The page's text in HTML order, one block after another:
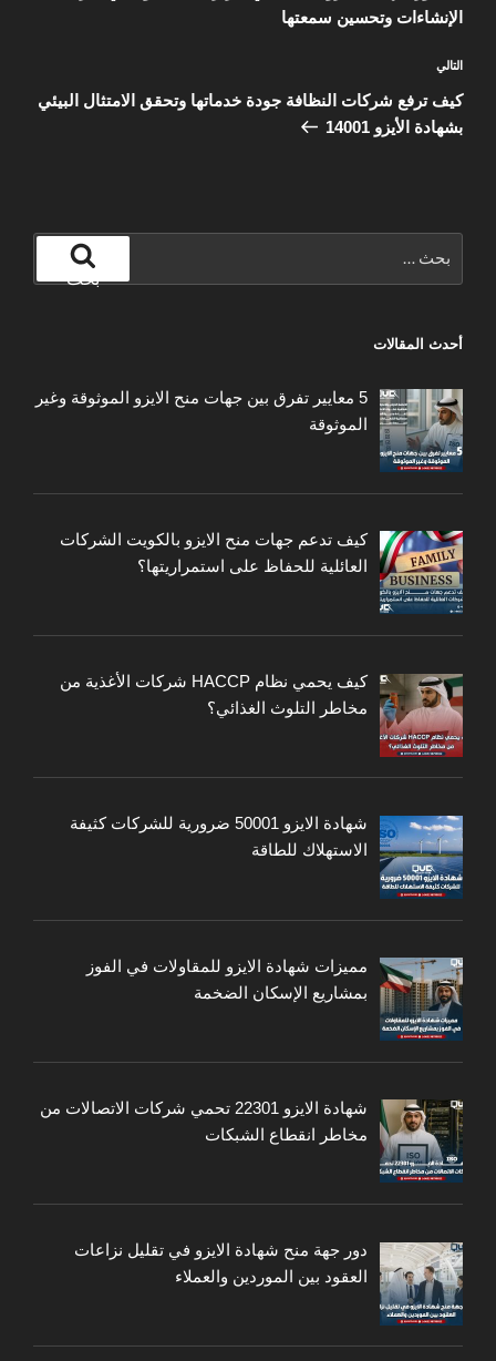
الإنشاءات وتحسين سمعتها
المقالة
التالية
التالي
كيف ترفع شركات النظافة جودة خدماتها وتحقق الامتثال البيئي
بشهادة الأيزو 14001
عن:
بحث
أحدث المقالات
5 معايير تفرق بين جهات منح الايزو الموثوقة وغير
الموثوقة
كيف تدعم جهات منح الايزو بالكويت الشركات
العائلية للحفاظ على استمراريتها؟
كيف يحمي نظام HACCP شركات الأغذية من
مخاطر التلوث الغذائي؟
شهادة الايزو 50001 ضرورية للشركات كثيفة
الاستهلاك للطاقة
مميزات شهادة الايزو للمقاولات في الفوز
بمشاريع الإسكان الضخمة
شهادة الايزو 22301 تحمي شركات الاتصالات من
مخاطر انقطاع الشبكات
دور جهة منح شهادة الايزو في تقليل نزاعات
العقود بين الموردين والعملاء